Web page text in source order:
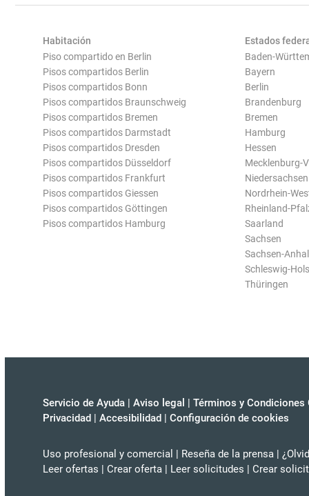
Habitación
Piso compartido en Berlin
Pisos compartidos Berlin
Pisos compartidos Bonn
Pisos compartidos Braunschweig
Pisos compartidos Bremen
Pisos compartidos Darmstadt
Pisos compartidos Dresden
Pisos compartidos Düsseldorf
Pisos compartidos Frankfurt
Pisos compartidos Giessen
Pisos compartidos Göttingen
Pisos compartidos Hamburg
Estados
Baden-
Bayern
Berlin
Brandenburg
Bremen
Hamburg
Hessen
Mecklenburg-
Niedersachsen
Nordrhein-
Rheinland-
Saarland
Sachsen
Sachsen-
Schleswig-
Thüringen
Servicio de Ayuda | Aviso legal | Términos y Condiciones
Privacidad | Accesibilidad | Configuración de cookies
Uso profesional y comercial | Reseña de la prensa |
Leer ofertas | Crear oferta | Leer solicitudes | Crear